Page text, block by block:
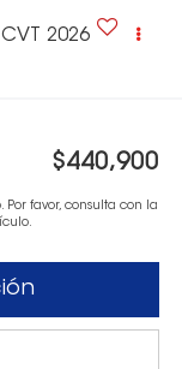
CVT 2026
$440,900
favor, consulta con la